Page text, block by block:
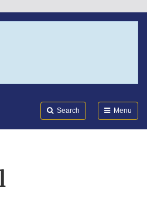
Search Menu